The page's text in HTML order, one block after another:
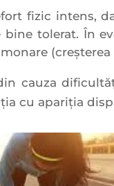
fizic intens,
tolerat. În
cauza
cu apariția